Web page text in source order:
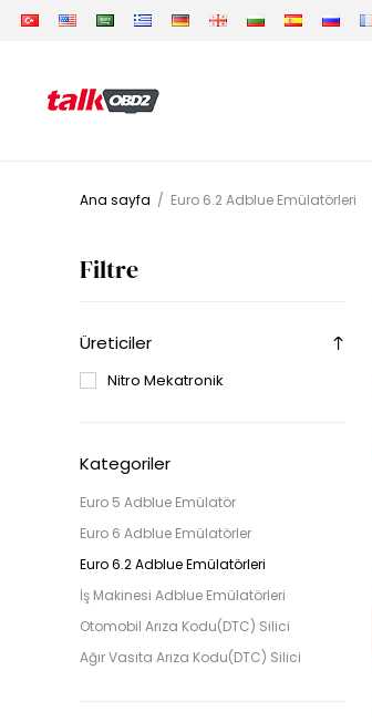
Ana sayfa / Euro 6.2 Adblue Emülatörleri
Filtre
Üreticiler
Nitro Mekatronik
Kategoriler
Euro 5 Adblue Emülatör
Euro 6 Adblue Emülatörler
Euro 6.2 Adblue Emülatörleri
İş Makinesi Adblue Emülatörleri
Otomobil Arıza Kodu(DTC) Silici
Ağır Vasıta Arıza Kodu(DTC) Silici